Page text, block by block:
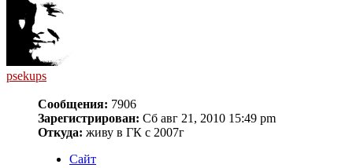
psekups
Сообщения: 7906
Зарегистрирован: Сб авг 21, 2010 15:49 pm
Откуда: живу в ГК с 2007г
Сайт